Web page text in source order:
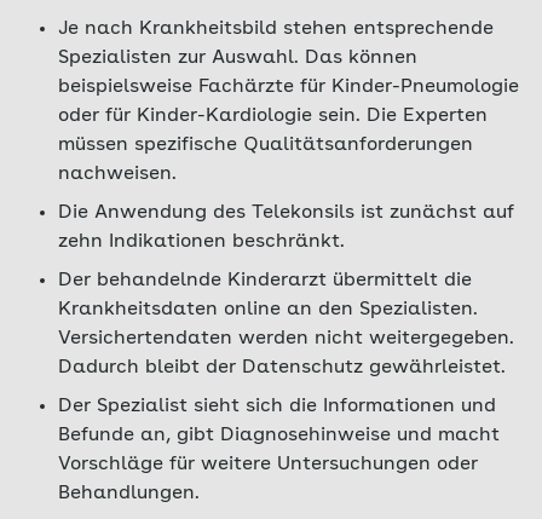
Je nach Krankheitsbild stehen entsprechende
Spezialisten zur Auswahl. Das können
beispielsweise Fachärzte für Kinder-Pneumologie
oder für Kinder-Kardiologie sein. Die Experten
müssen spezifische Qualitätsanforderungen
nachweisen.
Die Anwendung des Telekonsils ist zunächst auf
zehn Indikationen beschränkt.
Der behandelnde Kinderarzt übermittelt die
Krankheitsdaten online an den Spezialisten.
Versichertendaten werden nicht weitergegeben.
Dadurch bleibt der Datenschutz gewährleistet.
Der Spezialist sieht sich die Informationen und
Befunde an, gibt Diagnosehinweise und macht
Vorschläge für weitere Untersuchungen oder
Behandlungen.